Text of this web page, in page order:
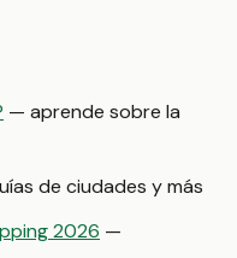
— aprende sobre la
de ciudades y más
2026 —